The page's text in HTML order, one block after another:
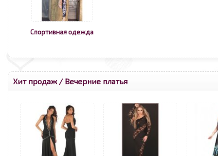
Спортивная одежда
Хит продаж/ Вечерние платья